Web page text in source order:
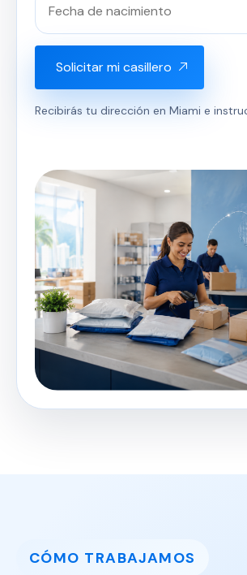
Solicitar mi casillero
Recibirás tu dirección en Miami e
CÓMO TRABAJAMOS